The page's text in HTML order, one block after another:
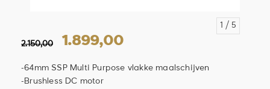
1 / 5
2.150,00 1.899,00
-64mm SSP Multi Purpose vlakke maalschijven
-Brushless DC motor